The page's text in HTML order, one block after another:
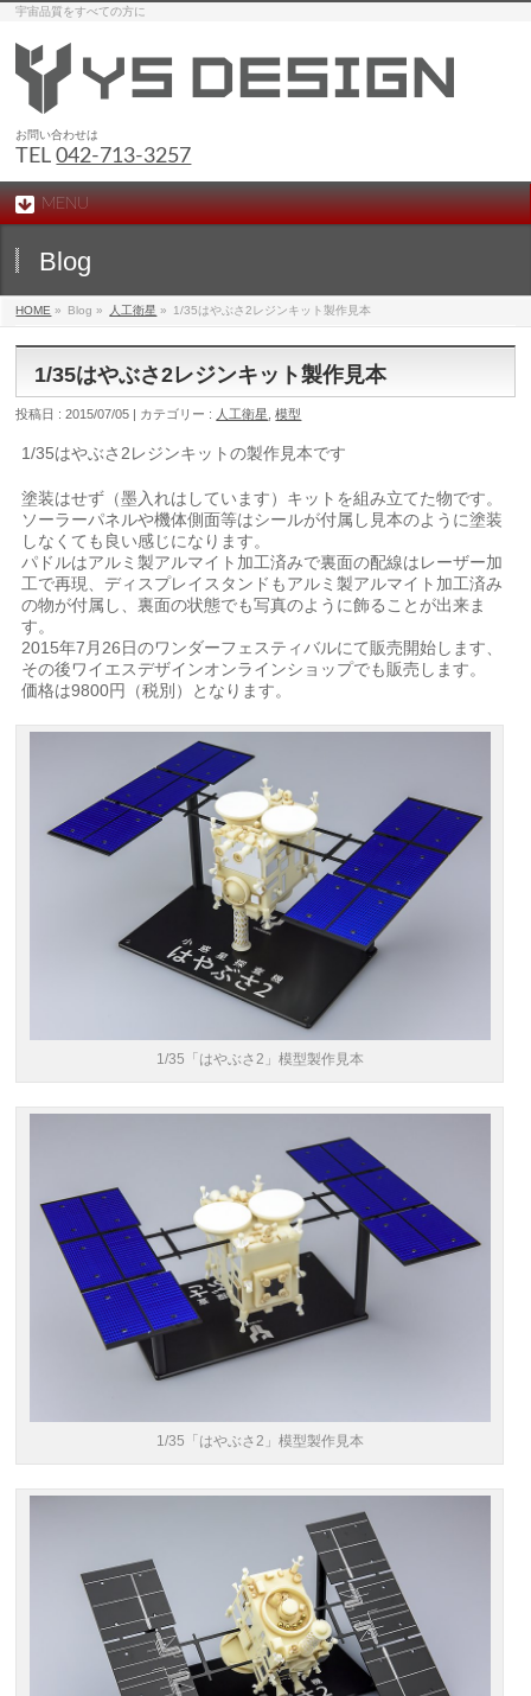
宇宙品質をすべての方に
お問い合わせは
TEL042-713-3257
MENU
Blog
HOME » Blog » 人工衛星 » 1/35はやぶさ2レジンキット製作見本
1/35はやぶさ2レジンキット製作見本
投稿日 : 2015/07/05 | カテゴリー : 人工衛星 ,模型
1/35はやぶさ2レジンキットの製作見本です
塗装はせず（墨入れはしています）キットを組み立てた物です。
ソーラーパネルや機体側面等はシールが付属し見本のように塗装
しなくても良い感じになります。
パドルはアルミ製アルマイト加工済みで裏面の配線はレーザー加
工で再現、ディスプレイスタンドもアルミ製アルマイト加工済み
の物が付属し、裏面の状態でも写真のように飾ることが出来ま
す。
2015年7月26日のワンダーフェスティバルにて販売開始します、
その後ワイエスデザインオンラインショップでも販売します。
価格は9800円（税別）となります。
1/35「はやぶさ2」模型製作見本
1/35「はやぶさ2」模型製作見本